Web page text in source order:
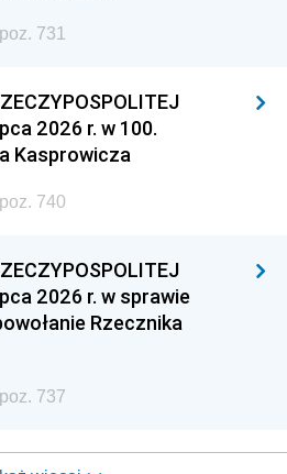
731
2026 r. w 100.
Kasprowicza
740
2026 r. w sprawie
Rzecznika
737